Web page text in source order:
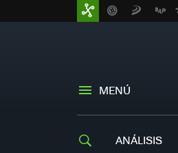
MENÚ
ANÁLISIS